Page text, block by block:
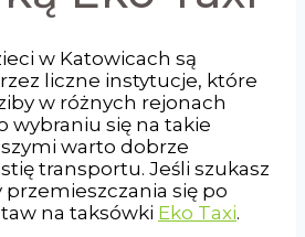
w Katowicach są
liczne instytucje, które
w różnych rejonach
wybraniu się na takie
warto dobrze
transportu. Jeśli szukasz
się po
na taksówki Eko Taxi.